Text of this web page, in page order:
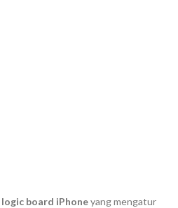
logic board iPhoneyang mengatur